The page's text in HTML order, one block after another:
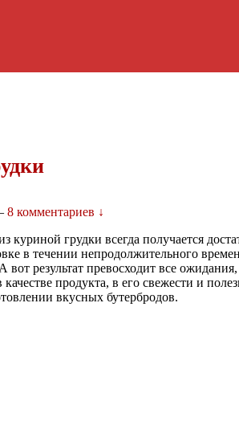
8 комментариев ↓
куриной грудки всегда получается
в течении непродолжительного
результат превосходит все
продукта, в его свежести и
вкусных бутербродов.